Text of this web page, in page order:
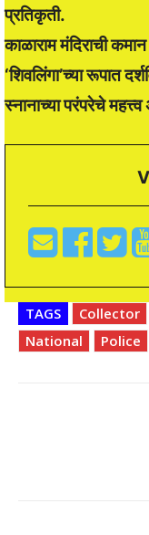
प्रतिकृती.
काळाराम मंदिराची
‘शिवलिंगा’च्या रूपात
स्नानाच्या परंपरेचे
TAGS Collector
National
Police